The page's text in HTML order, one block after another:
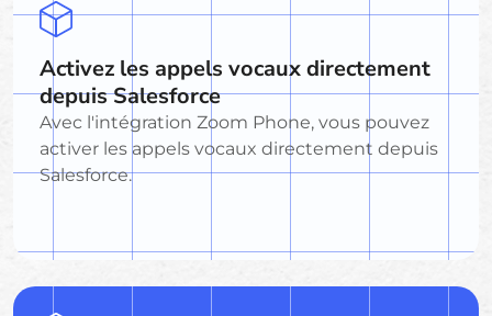
Activez les appels vocaux directement
depuis Salesforce
Avec l'intégration Zoom Phone, vous pouvez
activer les appels vocaux directement depuis
Salesforce.